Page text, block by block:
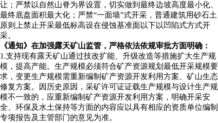
让；严禁以自然山脊为界设置，切实做到最终边坡高度最小化、
最终底盘面积最大化；严禁“一面墙”式开采，普通建筑用砂石土
原则上禁止开采最低标高设在侵蚀基准面以下以凹陷式方式开
采。
《通知》在加强露天矿山监管，严格依法依规审批方面明确：
1.支持现有露天矿山通过技改扩能、升级改造等措施扩大生产规
模，提高产能。生产规模必须符合矿产资源规划最低开采规模要
求，变更生产规模需重新编制矿产资源开发利用方案、矿山生态
修复方案。因历史原因，采矿许可证证载生产规模与设计生产规
模不一致的，应重新编制矿产资源开发利用方案，明确开采安
全、环保及水土保持等方面的内容应以具有相应的资质单位编制
专项报告及主管部门的意见为准。